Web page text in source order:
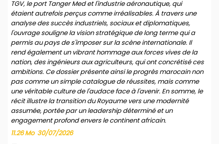
TGV, le port Tanger Med et l'industrie aéronautique, qui
étaient autrefois perçus comme irréalisables. À travers une
analyse des succès industriels, sociaux et diplomatiques,
l'ouvrage souligne la vision stratégique de long terme qui a
permis au pays de s'imposer sur la scène internationale. Il
rend également un vibrant hommage aux forces vives de la
nation, des ingénieurs aux agriculteurs, qui ont concrétisé ces
ambitions. Ce dossier présente ainsi le progrès marocain non
pas comme un simple catalogue de réussites, mais comme
une véritable culture de l'audace face à l'avenir. En somme, le
récit illustre la transition du Royaume vers une modernité
assumée, portée par un leadership déterminé et un
engagement profond envers le continent africain.
11.26 Mo 30/07/2026